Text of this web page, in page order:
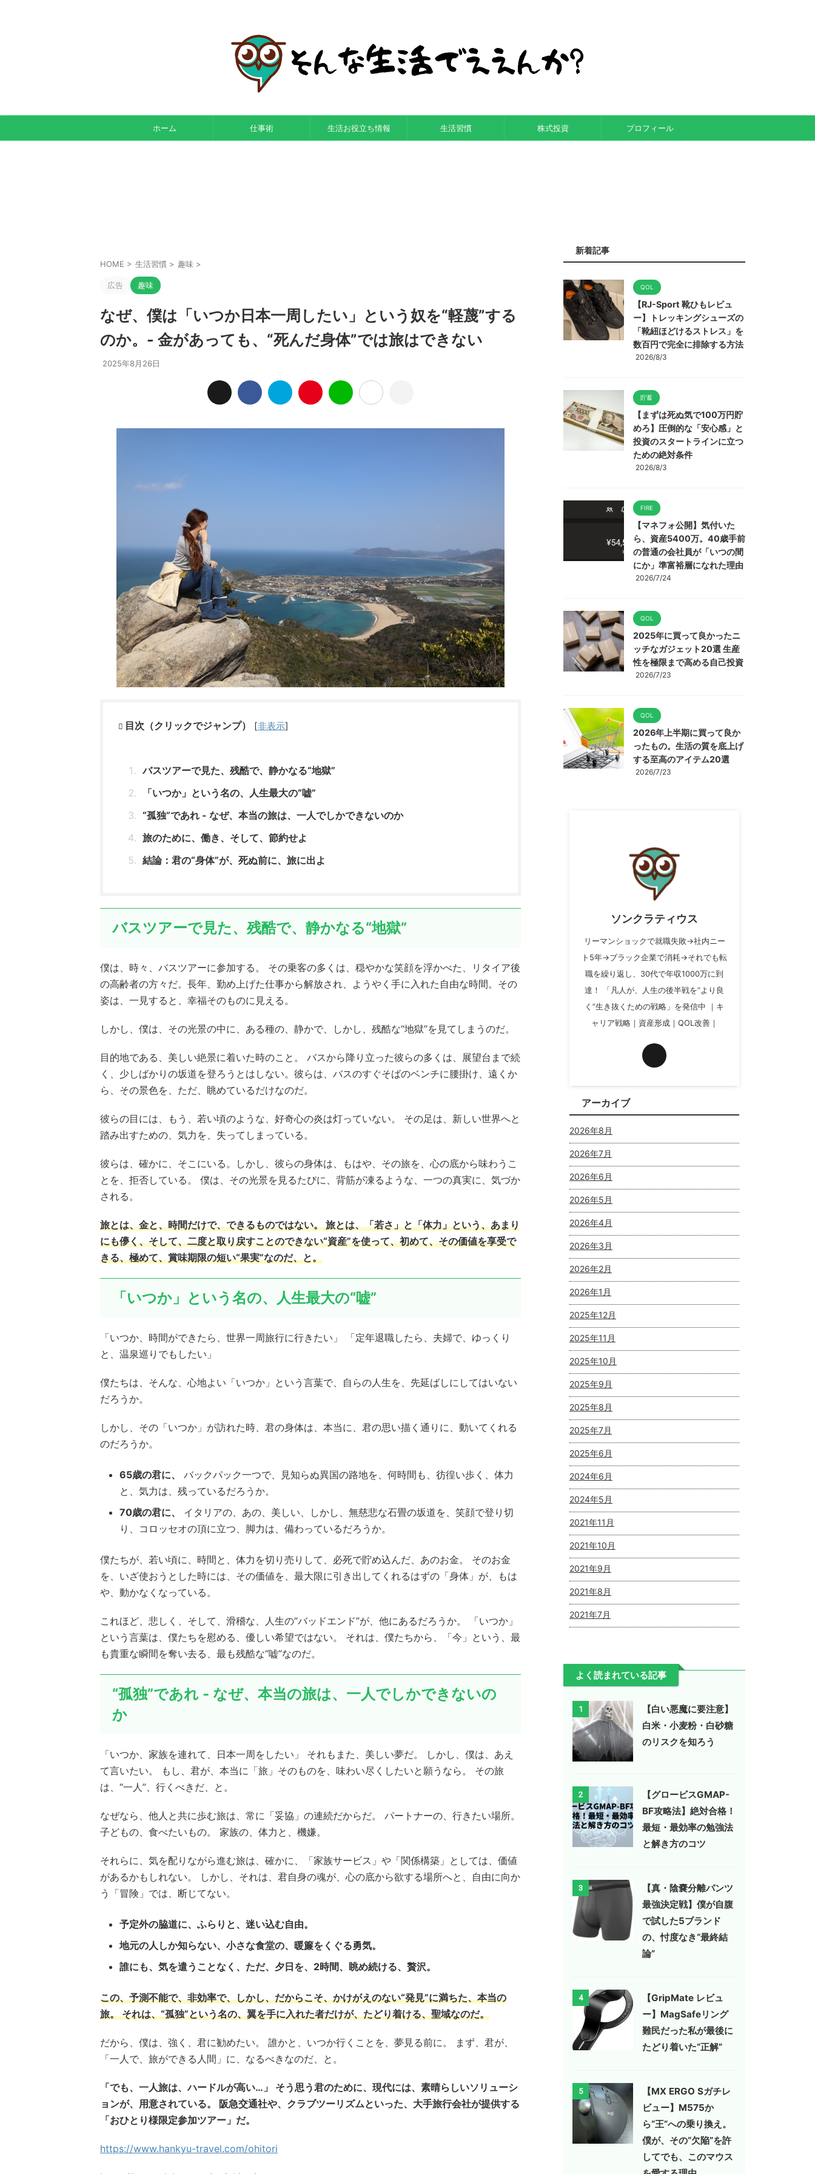
ホーム 仕事術 生活お役立ち情報 生活習慣 株式投資 プロフィール
HOME > 生活習慣 > 趣味 >
広告 趣味
なぜ、僕は「いつか日本一周したい」という奴を“軽蔑”する
のか。- 金があっても、“死んだ身体”では旅はできない
2025年8月26日
目次（クリックでジャンプ） [非表示]
バスツアーで見た、残酷で、静かなる“地獄”
「いつか」という名の、人生最大の“嘘”
“孤独”であれ - なぜ、本当の旅は、一人でしかできないのか
旅のために、働き、そして、節約せよ
結論：君の“身体”が、死ぬ前に、旅に出よ
バスツアーで見た、残酷で、静かなる“地獄”
僕は、時々、バスツアーに参加する。 その乗客の多くは、穏やかな笑顔を浮かべた、リタイア後
の高齢者の方々だ。長年、勤め上げた仕事から解放され、ようやく手に入れた自由な時間。その
姿は、一見すると、幸福そのものに見える。
しかし、僕は、その光景の中に、ある種の、静かで、しかし、残酷な“地獄”を見てしまうのだ。
目的地である、美しい絶景に着いた時のこと。 バスから降り立った彼らの多くは、展望台まで続
く、少しばかりの坂道を登ろうとはしない。彼らは、バスのすぐそばのベンチに腰掛け、遠くか
ら、その景色を、ただ、眺めているだけなのだ。
彼らの目には、もう、若い頃のような、好奇心の炎は灯っていない。 その足は、新しい世界へと
踏み出すための、気力を、失ってしまっている。
彼らは、確かに、そこにいる。しかし、彼らの身体は、もはや、その旅を、心の底から味わうこ
とを、拒否している。 僕は、その光景を見るたびに、背筋が凍るような、一つの真実に、気づか
される。
旅とは、金と、時間だけで、できるものではない。 旅とは、「若さ」と「体力」という、あまり
にも儚く、そして、二度と取り戻すことのできない“資産”を使って、初めて、その価値を享受で
きる、極めて、賞味期限の短い“果実”なのだ、と。
「いつか」という名の、人生最大の“嘘”
「いつか、時間ができたら、世界一周旅行に行きたい」 「定年退職したら、夫婦で、ゆっくり
と、温泉巡りでもしたい」
僕たちは、そんな、心地よい「いつか」という言葉で、自らの人生を、先延ばしにしてはいない
だろうか。
しかし、その「いつか」が訪れた時、君の身体は、本当に、君の思い描く通りに、動いてくれる
のだろうか。
65歳の君に、
バックパック一つで、見知らぬ異国の路地を、何時間も、彷徨い歩く、体力
と、気力は、残っているだろうか。
70歳の君に、
イタリアの、あの、美しい、しかし、無慈悲な石畳の坂道を、笑顔で登り切
り、コロッセオの頂に立つ、脚力は、備わっているだろうか。
僕たちが、若い頃に、時間と、体力を切り売りして、必死で貯め込んだ、あのお金。 そのお金
を、いざ使おうとした時には、その価値を、最大限に引き出してくれるはずの「身体」が、もは
や、動かなくなっている。
これほど、悲しく、そして、滑稽な、人生の“バッドエンド”が、他にあるだろうか。 「いつか」
という言葉は、僕たちを慰める、優しい希望ではない。 それは、僕たちから、「今」という、最
も貴重な瞬間を奪い去る、最も残酷な“嘘”なのだ。
“孤独”であれ - なぜ、本当の旅は、一人でしかできないの
か
「いつか、家族を連れて、日本一周をしたい」 それもまた、美しい夢だ。 しかし、僕は、あえ
て言いたい。 もし、君が、本当に「旅」そのものを、味わい尽くしたいと願うなら。 その旅
は、“一人”、行くべきだ、と。
なぜなら、他人と共に歩む旅は、常に「妥協」の連続だからだ。 パートナーの、行きたい場所。
子どもの、食べたいもの。 家族の、体力と、機嫌。
それらに、気を配りながら進む旅は、確かに、「家族サービス」や「関係構築」としては、価値
があるかもしれない。 しかし、それは、君自身の魂が、心の底から欲する場所へと、自由に向か
う「冒険」では、断じてない。
予定外の脇道に、ふらりと、迷い込む自由。
地元の人しか知らない、小さな食堂の、暖簾をくぐる勇気。
誰にも、気を遣うことなく、ただ、夕日を、2時間、眺め続ける、贅沢。
この、予測不能で、非効率で、しかし、だからこそ、かけがえのない“発見”に満ちた、本当の
旅。 それは、“孤独”という名の、翼を手に入れた者だけが、たどり着ける、聖域なのだ。
だから、僕は、強く、君に勧めたい。 誰かと、いつか行くことを、夢見る前に。 まず、君が、
「一人で、旅ができる人間」に、なるべきなのだ、と。
「でも、一人旅は、ハードルが高い…」 そう思う君のために、現代には、素晴らしいソリューシ
ョンが、用意されている。 阪急交通社や、クラブツーリズムといった、大手旅行会社が提供する
「おひとり様限定参加ツアー」だ。
https://www.hankyu-travel.com/ohitori
新着記事
QOL
【RJ-Sport 靴ひもレビュ
ー】トレッキングシューズの
「靴紐ほどけるストレス」を
数百円で完全に排除する方法
2026/8/3
貯蓄
【まずは死ぬ気で100万円貯
めろ】圧倒的な「安心感」と
投資のスタートラインに立つ
ための絶対条件
2026/8/3
FIRE
【マネフォ公開】気付いた
ら、資産5400万。40歳手前
の普通の会社員が「いつの間
にか」準富裕層になれた理由
2026/7/24
QOL
2025年に買って良かったニ
ッチなガジェット20選 生産
性を極限まで高める自己投資
2026/7/23
QOL
2026年上半期に買って良か
ったもの。生活の質を底上げ
する至高のアイテム20選
2026/7/23
ソンクラティウス
リーマンショックで就職失敗→社内ニー
ト5年→ブラック企業で消耗→それでも転
職を繰り返し、30代で年収1000万に到
達！ 「凡人が、人生の後半戦を“より良
く”生き抜くための戦略」を発信中 ｜キ
ャリア戦略｜資産形成｜QOL改善｜
アーカイブ
2026年8月
2026年7月
2026年6月
2026年5月
2026年4月
2026年3月
2026年2月
2026年1月
2025年12月
2025年11月
2025年10月
2025年9月
2025年8月
2025年7月
2025年6月
2024年6月
2024年5月
2021年11月
2021年10月
2021年9月
2021年8月
2021年7月
よく読まれている記事
1
【白い悪魔に要注意】
白米・小麦粉・白砂糖
のリスクを知ろう
2
【グロービスGMAP-
BF攻略法】絶対合格！
最短・最効率の勉強法
と解き方のコツ
3
【真・陰嚢分離パンツ
最強決定戦】僕が自腹
で試した5ブランド
の、忖度なき“最終結
論”
4
【GripMate レビュ
ー】MagSafeリング
難民だった私が最後に
たどり着いた“正解”
5
【MX ERGO Sガチレ
ビュー】M575か
ら“王”への乗り換え。
僕が、その“欠陥”を許
してでも、このマウス